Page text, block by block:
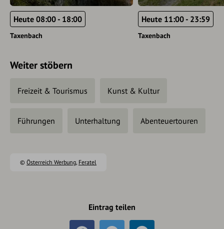
Heute 08:00 - 18:00
Taxenbach
Heute 11:00 - 23:59
Taxenbach
Weiter stöbern
Freizeit & Tourismus Kunst & Kultur
Führungen Unterhaltung Abenteuertouren
© Österreich Werbung, Feratel
Eintrag teilen